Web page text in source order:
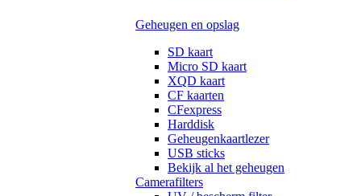
Geheugen en opslag
SD kaart
Micro SD kaart
XQD kaart
CF kaarten
CFexpress
Harddisk
Geheugenkaartlezer
USB sticks
Bekijk al het geheugen
Camerafilters